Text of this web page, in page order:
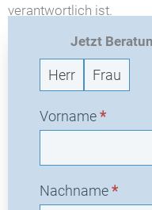
verantwortlich ist.
Mit Hilfe unserer
Gesellschaft
unfaire
und unterstützen Sie
Jetzt
R
N
u
a
n
Herr Frau
Vorname*
Nachname*